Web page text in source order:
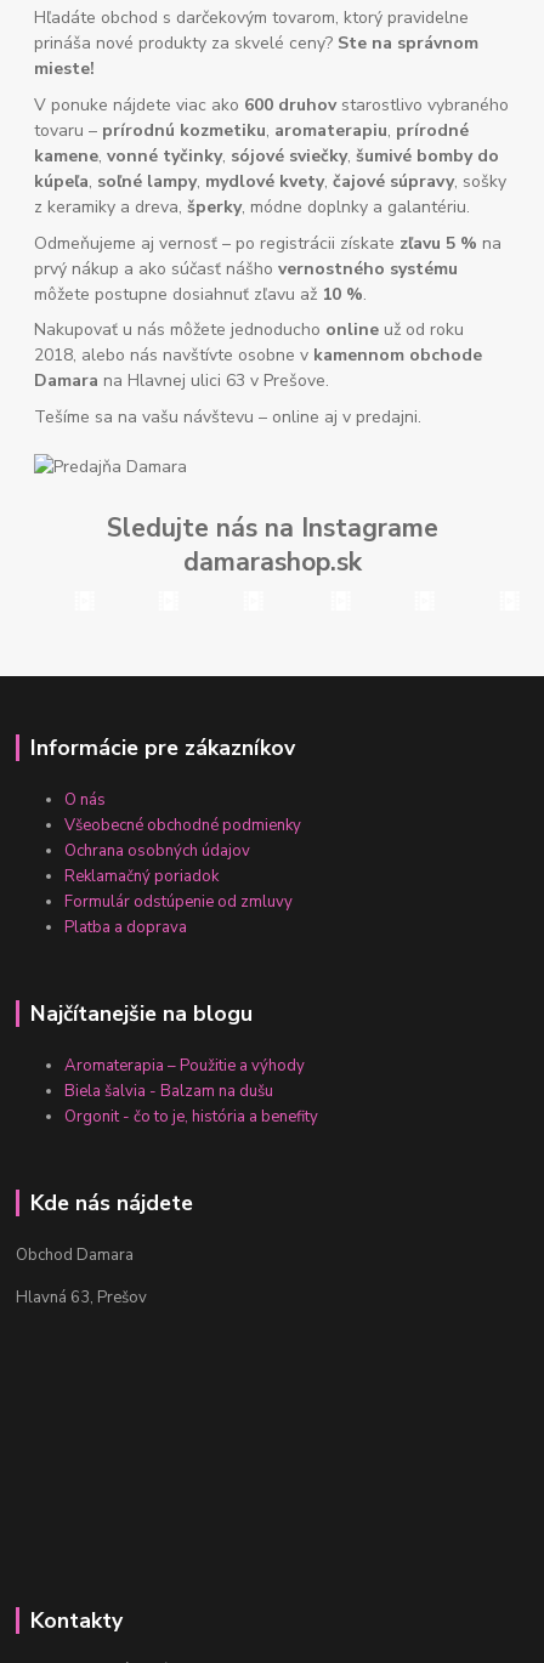
Hľadáte obchod s darčekovým tovarom, ktorý pravidelne
prináša nové produkty za skvelé ceny? Ste na správnom
mieste!
V ponuke nájdete viac ako 600 druhovstarostlivo vybraného
tovaru – prírodnú kozmetiku, aromaterapiu, prírodné
kamene,vonné tyčinky, sójové sviečky,šumivé bomby do
kúpeľa, soľné lampy, mydlové kvety,čajové súpravy, sošky
z keramiky a dreva,šperky, módne doplnky a galantériu.
Odmeňujeme aj vernosť – po registrácii získate zľavu 5 % na
prvý nákup a ako súčasť nášhovernostného systému
môžete postupne dosiahnuť zľavu až 10 %.
Nakupovať u nás môžete jednoducho online už od roku
2018, alebo nás navštívte osobne v kamennom obchode
Damara na Hlavnej ulici 63 v Prešove.
Tešíme sa na vašu návštevu – online aj v predajni.
Sledujte nás na Instagrame
damarashop.sk
Informácie pre zákazníkov
O nás
Všeobecné obchodné podmienky
Ochrana osobných údajov
Reklamačný poriadok
Formulár odstúpenie od zmluvy
Platba a doprava
Najčítanejšie na blogu
Aromaterapia – Použitie a výhody
Biela šalvia - Balzam na dušu
Orgonit - čo to je, história a benefity
Kde nás nájdete
Obchod Damara
Hlavná 63, Prešov
Kontakty